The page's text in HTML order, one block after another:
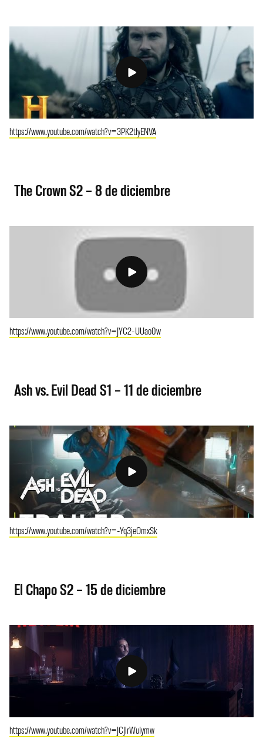
https://www.youtube.com/watch?v=3PK2tIyENVA
The Crown S2 – 8 de diciembre
https://www.youtube.com/watch?v=JYC2-UUao0w
Ash vs. Evil Dead S1 – 11 de diciembre
https://www.youtube.com/watch?v=-Yq3jeOmxSk
El Chapo S2 – 15 de diciembre
https://www.youtube.com/watch?v=JCJlrWuIymw